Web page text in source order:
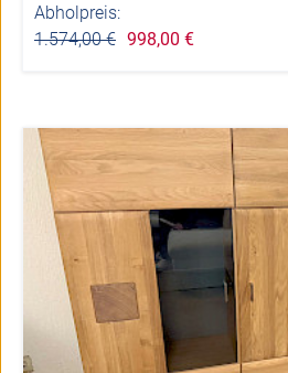
Abholpreis:
1.574,00 € 998,00 €